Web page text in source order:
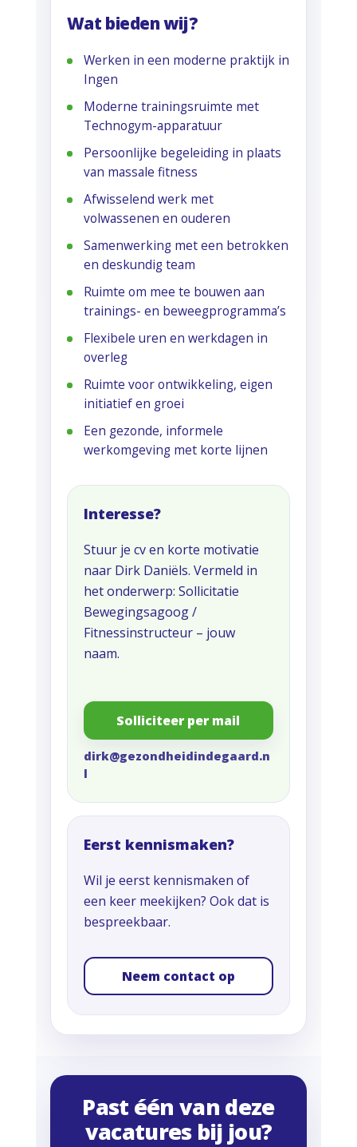
Wat bieden wij?
Werken in een moderne praktijk in
Ingen
Moderne trainingsruimte met
Technogym-apparatuur
Persoonlijke begeleiding in plaats
van massale fitness
Afwisselend werk met
volwassenen en ouderen
Samenwerking met een betrokken
en deskundig team
Ruimte om mee te bouwen aan
trainings- en beweegprogramma’s
Flexibele uren en werkdagen in
overleg
Ruimte voor ontwikkeling, eigen
initiatief en groei
Een gezonde, informele
werkomgeving met korte lijnen
Interesse?
Stuur je cv en korte motivatie
naar Dirk Daniëls. Vermeld in
het onderwerp: Sollicitatie
Bewegingsagoog /
Fitnessinstructeur – jouw
naam.
Solliciteer per mail
dirk@gezondheidindegaard.n
l
Eerst kennismaken?
Wil je eerst kennismaken of
een keer meekijken? Ook dat is
bespreekbaar.
Neem contact op
Past één van deze
vacatures bij jou?